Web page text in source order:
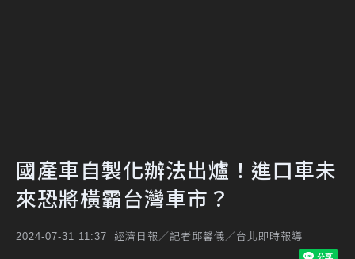
國產車自製化辦法出爐！進口車未
來恐將橫霸台灣車市？
2024-07-31 11:37 經濟日報／記者邱馨儀／台北即時報導